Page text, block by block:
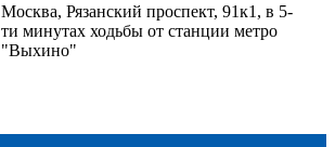
Москва, Рязанский проспект, 91к1, в 5-
ти минутах ходьбы от станции метро
"Выхино"